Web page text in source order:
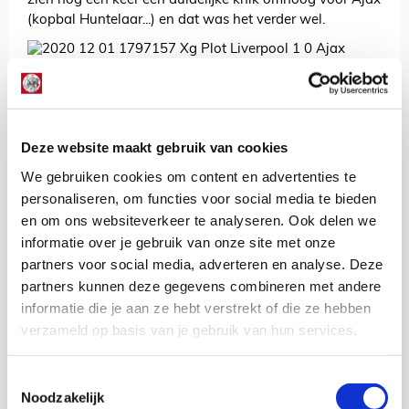
Deze website maakt gebruik van cookies
We gebruiken cookies om content en advertenties te
personaliseren, om functies voor social media te bieden
en om ons websiteverkeer te analyseren. Ook delen we
informatie over je gebruik van onze site met onze
partners voor social media, adverteren en analyse. Deze
partners kunnen deze gegevens combineren met andere
informatie die je aan ze hebt verstrekt of die ze hebben
verzameld op basis van je gebruik van hun services.
Noodzakelijk
(kopbal Huntelaar...) en dat was het verder wel.
Zone 14 en halfspaces
Zonder echte nummer tien was het vooral aan de
ruimte achter de spits op te duiken. Dit lukte met
wisselend succes. Met name de Brazilianen wisten niet
vaak in deze zone op te duiken. We zien aan deze plot
ook dat Liverpool redelijk goed werd weggehouden van
het belangrijkste deel van het veld - al dan niet uit eigen
overweging.
Zoals eerder gezegd ging het spel in de opbouw vooral
veel over de linkerkant. Logisch, omdat met Blind en
Gravenberch daar de twee beste opbouwers van Ajax
staan. We zien echter aan de plots van de halfspaces
aantal passes is redelijk gelijk verdeeld over de twee